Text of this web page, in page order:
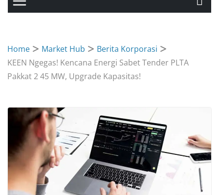
Home Market Hub
Berita Korporasi
KEEN Ngegas! Kencana Energi Sabet Tender PLTA
Pakkat 2 45 MW, Upgrade Kapasitas!